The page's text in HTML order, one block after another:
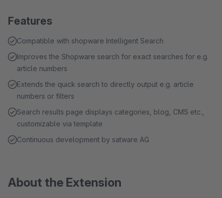
Features
Compatible with shopware Intelligent Search
Improves the Shopware search for exact searches for e.g.
article numbers
Extends the quick search to directly output e.g. article
numbers or filters
Search results page displays categories, blog, CMS etc.,
customizable via template
Continuous development by satware AG
About the Extension